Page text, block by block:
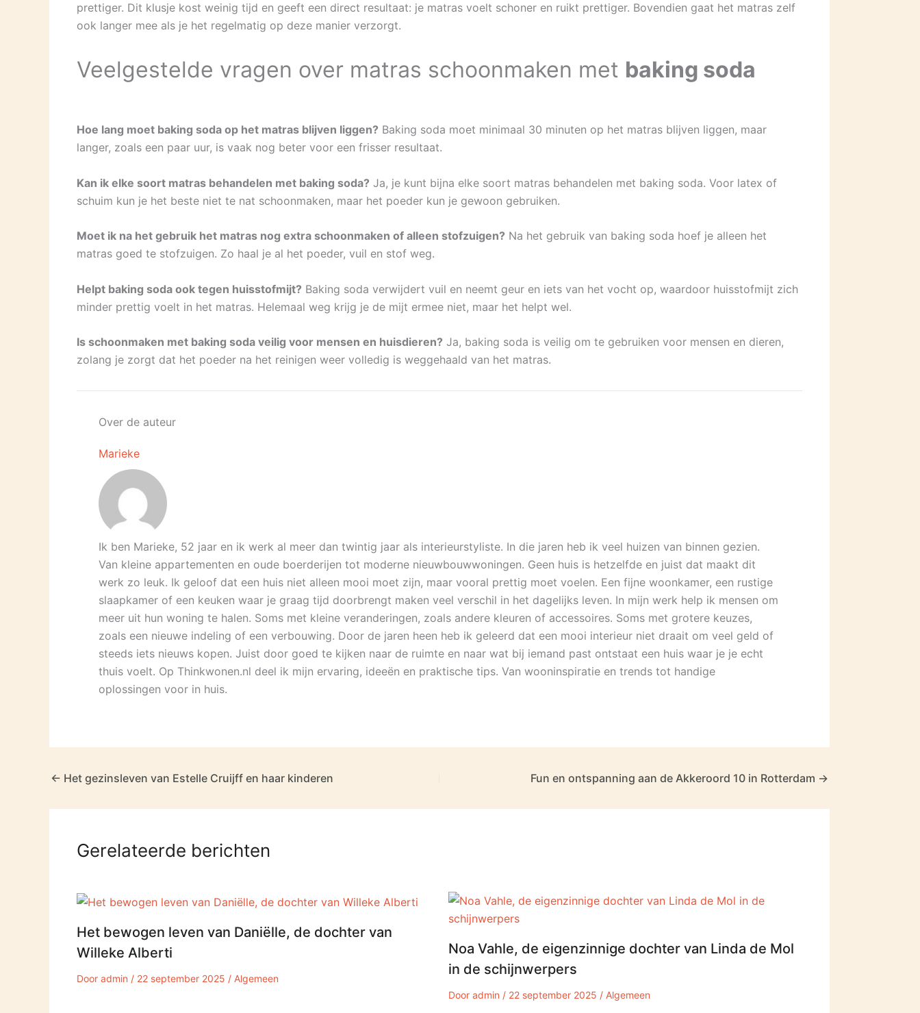
prettiger. Dit klusje kost weinig tijd en geeft een direct resultaat: je matras voelt schoner en ruikt prettiger. Bovendien gaat het matras zelf
ook langer mee als je het regelmatig op deze manier verzorgt.
Veelgestelde vragen over matras schoonmaken met baking soda
Hoe lang moet baking soda op het matras blijven liggen? Baking soda moet minimaal 30 minuten op het matras blijven liggen, maar
langer, zoals een paar uur, is vaak nog beter voor een frisser resultaat.
Kan ik elke soort matras behandelen met baking soda? Ja, je kunt bijna elke soort matras behandelen met baking soda. Voor latex of
schuim kun je het beste niet te nat schoonmaken, maar het poeder kun je gewoon gebruiken.
Moet ik na het gebruik het matras nog extra schoonmaken of alleen stofzuigen? Na het gebruik van baking soda hoef je alleen het
matras goed te stofzuigen. Zo haal je al het poeder, vuil en stof weg.
Helpt baking soda ook tegen huisstofmijt? Baking soda verwijdert vuil en neemt geur en iets van het vocht op, waardoor huisstofmijt zich
minder prettig voelt in het matras. Helemaal weg krijg je de mijt ermee niet, maar het helpt wel.
Is schoonmaken met baking soda veilig voor mensen en huisdieren? Ja, baking soda is veilig om te gebruiken voor mensen en dieren,
zolang je zorgt dat het poeder na het reinigen weer volledig is weggehaald van het matras.
Over de auteur
Marieke
Ik ben Marieke, 52 jaar en ik werk al meer dan twintig jaar als interieurstyliste. In die jaren heb ik veel huizen van binnen gezien.
Van kleine appartementen en oude boerderijen tot moderne nieuwbouwwoningen. Geen huis is hetzelfde en juist dat maakt dit
werk zo leuk. Ik geloof dat een huis niet alleen mooi moet zijn, maar vooral prettig moet voelen. Een fijne woonkamer, een rustige
slaapkamer of een keuken waar je graag tijd doorbrengt maken veel verschil in het dagelijks leven. In mijn werk help ik mensen om
meer uit hun woning te halen. Soms met kleine veranderingen, zoals andere kleuren of accessoires. Soms met grotere keuzes,
zoals een nieuwe indeling of een verbouwing. Door de jaren heen heb ik geleerd dat een mooi interieur niet draait om veel geld of
steeds iets nieuws kopen. Juist door goed te kijken naar de ruimte en naar wat bij iemand past ontstaat een huis waar je je echt
thuis voelt. Op Thinkwonen.nl deel ik mijn ervaring, ideeën en praktische tips. Van wooninspiratie en trends tot handige
oplossingen voor in huis.
← Het gezinsleven van Estelle Cruijff en haar kinderen Fun en ontspanning aan de Akkeroord 10 in Rotterdam →
Gerelateerde berichten
Het bewogen leven van Daniëlle, de dochter van
Willeke Alberti
Door admin / 22 september 2025 / Algemeen
Noa Vahle, de eigenzinnige dochter van Linda de Mol
in de schijnwerpers
Door admin / 22 september 2025 / Algemeen